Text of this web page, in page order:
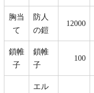
胸当
て
防人
の鎧
12000
鎖帷
子
鎖帷
子
100
エル